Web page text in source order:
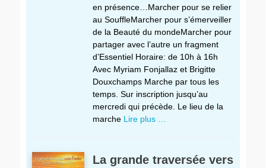
en présence…Marcher pour se relier
au SouffleMarcher pour s’émerveiller
de la Beauté du mondeMarcher pour
partager avec l’autre un fragment
d’Essentiel Horaire: de 10h à 16h
Avec Myriam Fonjallaz et Brigitte
Douxchamps Marche par tous les
temps. Sur inscription jusqu’au
mercredi qui précède. Le lieu de la
marche Lire plus …
La grande traversée vers